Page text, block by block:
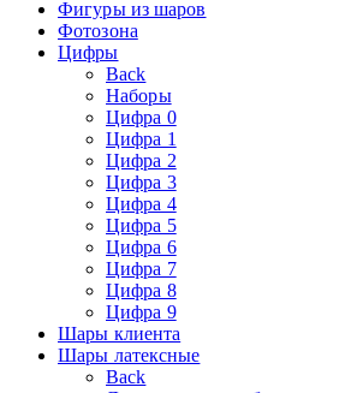
Фигуры из шаров
Фотозона
Цифры
Back
Наборы
Цифра 0
Цифра 1
Цифра 2
Цифра 3
Цифра 4
Цифра 5
Цифра 6
Цифра 7
Цифра 8
Цифра 9
Шары клиента
Шары латексные
Back